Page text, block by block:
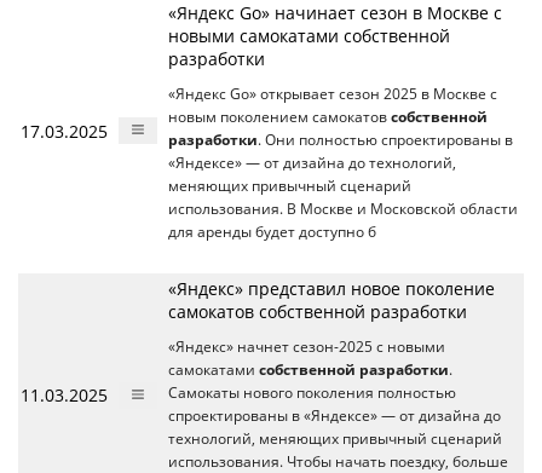
17.03.2025
«Яндекс Go» начинает сезон в Москве с
новыми самокатами собственной
разработки
«Яндекс Go» открывает сезон 2025 в Москве с
новым поколением самокатов собственной
разработки. Они полностью спроектированы в
«Яндексе» — от дизайна до технологий,
меняющих привычный сценарий
использования. В Москве и Московской области
для аренды будет доступно б
11.03.2025
«Яндекс» представил новое поколение
самокатов собственной разработки
«Яндекс» начнет сезон-2025 с новыми
самокатами собственной разработки.
Самокаты нового поколения полностью
спроектированы в «Яндексе» — от дизайна до
технологий, меняющих привычный сценарий
использования. Чтобы начать поездку, больше